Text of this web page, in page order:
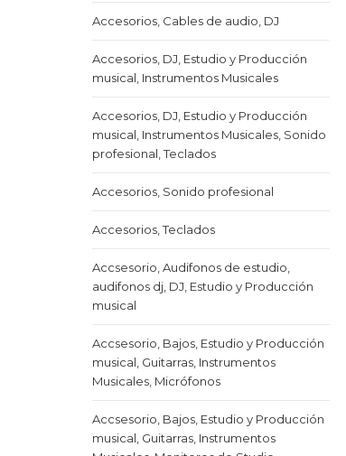
Accesorios, Cables de audio, DJ
Accesorios, DJ, Estudio y Producción
musical, Instrumentos Musicales
Accesorios, DJ, Estudio y Producción
musical, Instrumentos Musicales, Sonido
profesional, Teclados
Accesorios, Sonido profesional
Accesorios, Teclados
Accsesorio, Audifonos de estudio,
audifonos dj, DJ, Estudio y Producción
musical
Accsesorio, Bajos, Estudio y Producción
musical, Guitarras, Instrumentos
Musicales, Micrófonos
Accsesorio, Bajos, Estudio y Producción
musical, Guitarras, Instrumentos